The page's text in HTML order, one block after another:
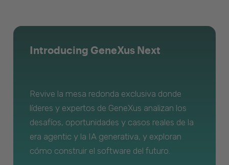
Introducing GeneXus Next
Revive la mesa redonda exclusiva donde
líderes y expertos de GeneXus analizan los
desafíos, oportunidades y casos reales de la
era agentic y la IA generativa, y exploran
cómo construir el software del futuro.